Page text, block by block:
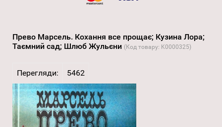
Прево Марсель. Кохання все прощає; Кузина Лора;
Таємний сад; Шлюб Жульєни (Код товару: K0000325)
Перегляди: 5462